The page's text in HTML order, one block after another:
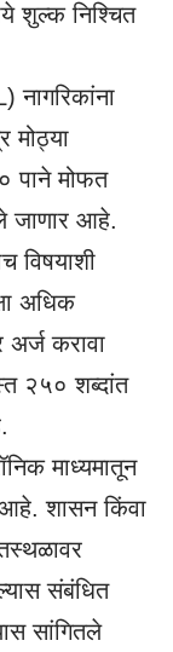
शुल्क निश्चित
नागरिकांना
मोठ्या
पाने मोफत
जाणार आहे.
विषयाशी
अधिक
अर्ज करावा
२५० शब्दांत
माध्यमातून
आहे. शासन किंवा
संबंधित
सांगितले